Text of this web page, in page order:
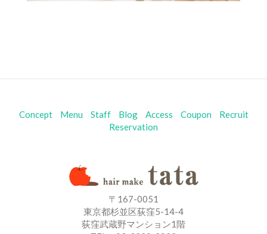
Concept Menu Staff Blog Access Coupon
Recruit
Reservation
〒167-0051
東京都杉並区荻窪5-14-4
荻窪武蔵野マンション1階